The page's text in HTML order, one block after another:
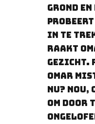
grond
probeert
in te
raakt
gezicht.
Omar
nu?
om door